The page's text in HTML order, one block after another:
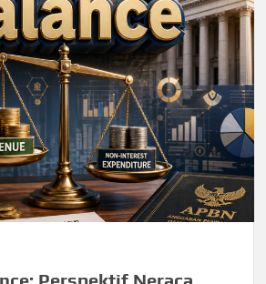
Perspektif Neraca